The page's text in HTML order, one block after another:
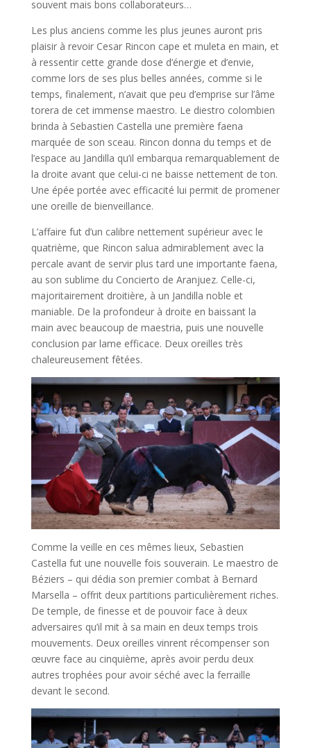
souvent mais bons collaborateurs…
Les plus anciens comme les plus jeunes auront pris
plaisir à revoir Cesar Rincon cape et muleta en main, et
à ressentir cette grande dose d’énergie et d’envie,
comme lors de ses plus belles années, comme si le
temps, finalement, n’avait que peu d’emprise sur l’âme
torera de cet immense maestro. Le diestro colombien
brinda à Sebastien Castella une première faena
marquée de son sceau. Rincon donna du temps et de
l’espace au Jandilla qu’il embarqua remarquablement de
la droite avant que celui-ci ne baisse nettement de ton.
Une épée portée avec efficacité lui permit de promener
une oreille de bienveillance.
L’affaire fut d’un calibre nettement supérieur avec le
quatrième, que Rincon salua admirablement avec la
percale avant de servir plus tard une importante faena,
au son sublime du Concierto de Aranjuez. Celle-ci,
majoritairement droitière, à un Jandilla noble et
maniable. De la profondeur à droite en baissant la
main avec beaucoup de maestria, puis une nouvelle
conclusion par lame efficace. Deux oreilles très
chaleureusement fêtées.
Comme la veille en ces mêmes lieux, Sebastien
Castella fut une nouvelle fois souverain. Le maestro de
Béziers – qui dédia son premier combat à Bernard
Marsella – offrit deux partitions particulièrement riches.
De temple, de finesse et de pouvoir face à deux
adversaires qu’il mit à sa main en deux temps trois
mouvements. Deux oreilles vinrent récompenser son
œuvre face au cinquième, après avoir perdu deux
autres trophées pour avoir séché avec la ferraille
devant le second.